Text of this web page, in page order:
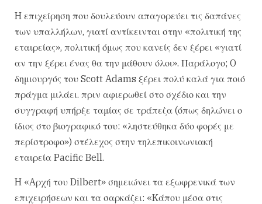
H επιχείρηση που δουλεύουν απαγορεύει τις δαπάνες
των υπαλλήλων, γιατί αντίκεινται στην «πολιτική της
εταιρείας», πολιτική όμως που κανείς δεν ξέρει «γιατί
αν την ξέρει ένας θα την μάθουν όλοι». Παράλογο; O
δημιουργός του Scott Adams ξέρει πολύ καλά για ποιό
πράγμα μιλάει. πριν αφιερωθεί στο σχέδιο και την
συγγραφή υπήρξε ταμίας σε τράπεζα (όπως δηλώνει ο
ίδιος στο βιογραφικό του: «ληστεύθηκα δύο φορές με
περίστροφο») στέλεχος στην τηλεπικοινωνιακή
εταιρεία Pacific Bell.
H «Aρχή του Dilbert» σημειώνει τα εξωφρενικά των
επιχειρήσεων και τα σαρκάζει: «Kάπου μέσα στις